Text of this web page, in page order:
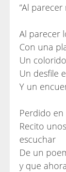
“Al
Al parecer
Con una
Un
Un desfile
Y un
Perdido
Recito
escuchar
De un
y que